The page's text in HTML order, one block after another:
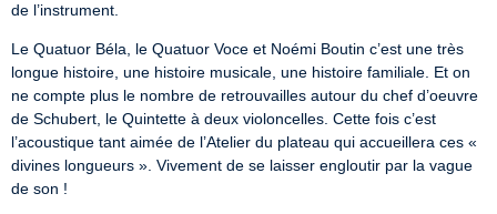
de l’instrument.
Le Quatuor Béla, le Quatuor Voce et Noémi Boutin c’est une très
longue histoire, une histoire musicale, une histoire familiale. Et on
ne compte plus le nombre de retrouvailles autour du chef d’oeuvre
de Schubert, le Quintette à deux violoncelles. Cette fois c’est
l’acoustique tant aimée de l’Atelier du plateau qui accueillera ces «
divines longueurs ». Vivement de se laisser engloutir par la vague
de son !